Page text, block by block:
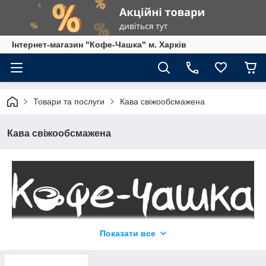
Інтернет-магазин "Кофе-Чашка" м. Харків
Товари та послуги Кава свіжообсмажена
Кава свіжообсмажена
Показати все